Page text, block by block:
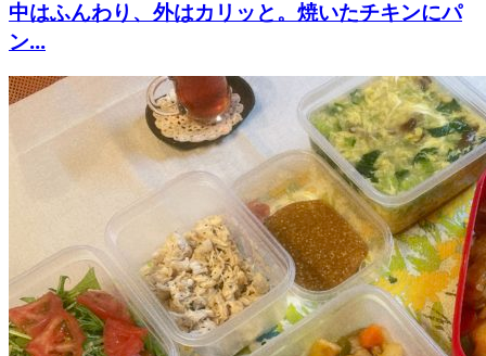
中はふんわり、外はカリッと。焼いたチキンにパ
ン...